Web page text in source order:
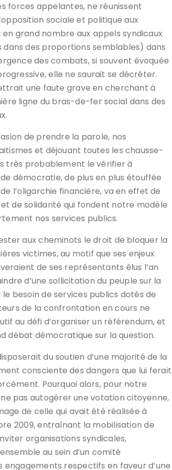
forces appelantes, ne réunissent
sociale et politique aux
grand nombre aux appels syndicaux
des proportions semblables) dans
des combats, si souvent évoquée
elle ne saurait se décréter.
une faute grave en cherchant à
ligne du bras-de-fer social dans des
de prendre la parole, nos
et déjouant toutes les chausse-
très probablement le vérifier à
de démocratie, de plus en plus étouffée
l’oligarchie financière, va en effet de
de solidarité qui fondent notre modèle
nos services publics.
aux cheminots le droit de bloquer la
victimes, au motif que ses enjeux
de ses représentants élus l’an
d’une sollicitation du peuple sur la
besoin de services publics dotés de
de la confrontation en cours ne
au défi d’organiser un référendum, et
débat démocratique sur la question.
du soutien d’une majorité de la
consciente des dangers que lui ferait
Pourquoi alors, pour notre
pas autogérer une votation citoyenne,
de celle qui avait été réalisée à
2009, entraînant la mobilisation de
organisations syndicales,
au sein d’un comité
respectifs en faveur d’une